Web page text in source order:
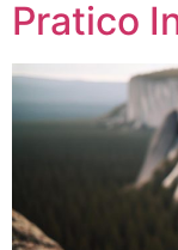
Pratico